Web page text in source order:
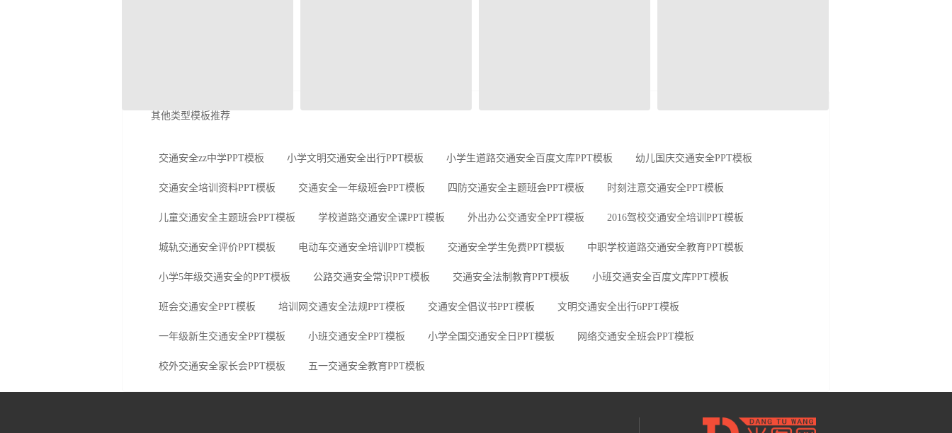
其他类型模板推荐
交通安全zz中学PPT模板 小学文明交通安全出行PPT模板 小学生道路交通安全百度文库PPT模板 幼儿国庆交通安全PPT模板
交通安全培训资料PPT模板 交通安全一年级班会PPT模板 四防交通安全主题班会PPT模板 时刻注意交通安全PPT模板
儿童交通安全主题班会PPT模板 学校道路交通安全课PPT模板 外出办公交通安全PPT模板 2016驾校交通安全培训PPT模板
城轨交通安全评价PPT模板 电动车交通安全培训PPT模板 交通安全学生免费PPT模板 中职学校道路交通安全教育PPT模板
小学5年级交通安全的PPT模板 公路交通安全常识PPT模板 交通安全法制教育PPT模板 小班交通安全百度文库PPT模板
班会交通安全PPT模板 培训网交通安全法规PPT模板 交通安全倡议书PPT模板 文明交通安全出行6PPT模板
一年级新生交通安全PPT模板 小班交通安全PPT模板 小学全国交通安全日PPT模板 网络交通安全班会PPT模板
校外交通安全家长会PPT模板 五一交通安全教育PPT模板